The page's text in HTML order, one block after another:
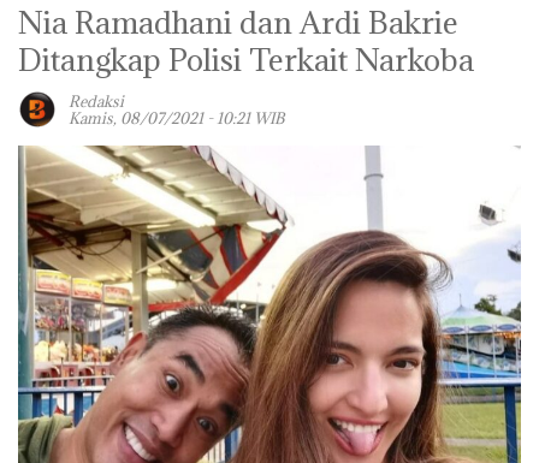
Nia Ramadhani dan Ardi Bakrie
Ditangkap Polisi Terkait Narkoba
Redaksi
Kamis, 08/07/2021 - 10:21 WIB